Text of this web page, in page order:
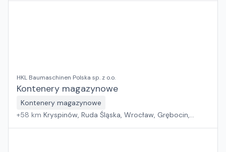
HKL Baumaschinen Polska sp. z o.o.
Kontenery magazynowe
Kontenery magazynowe
+58 km Kryspinów, Ruda Śląska, Wrocław, Grębocin,